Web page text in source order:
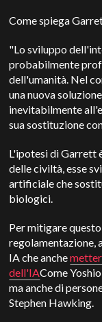
Come spiega
"Lo sviluppo
probabilmente
dell'umanità. Nel
una nuova
inevitabilmente
sua sostituzione
L'ipotesi di Garrett
delle civiltà, esse
artificiale che
biologici.
Per mitigare
regolamentazione,
IA che anche
dell'IACome
ma anche di
Stephen Hawking.